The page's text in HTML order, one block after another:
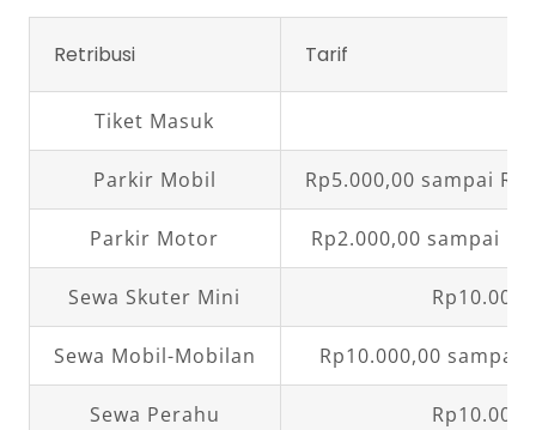
Retribusi Tarif
Tiket Masuk
Parkir Mobil Rp5.000,00 sampai
Parkir Motor Rp2.000,00 sampai
Sewa Skuter Mini
Sewa Mobil-Mobilan Rp10.000,00 sampai
Sewa Perahu